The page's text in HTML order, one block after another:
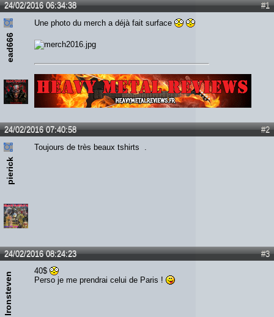
#1
24/02/2016 06:34:38
ead666
Une photo du merch a déjà fait surface
#2
24/02/2016 07:40:58
pierick
Toujours de très beaux tshirts .
#3
24/02/2016 08:24:23
Ironsteven
40$
Perso je me prendrai celui de Paris !